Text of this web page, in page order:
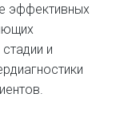
эффективных
и